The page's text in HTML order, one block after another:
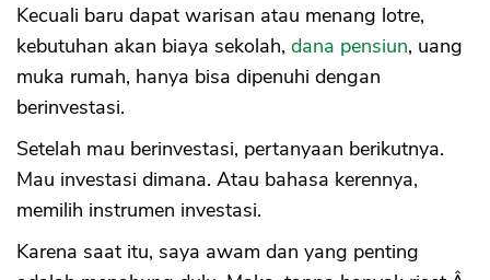
Kecuali baru dapat warisan atau menang lotre,
kebutuhan akan biaya sekolah, dana pensiun, uang
muka rumah, hanya bisa dipenuhi dengan
berinvestasi.
Setelah mau berinvestasi, pertanyaan berikutnya.
Mau investasi dimana. Atau bahasa kerennya,
memilih instrumen investasi.
Karena saat itu, saya awam dan yang penting